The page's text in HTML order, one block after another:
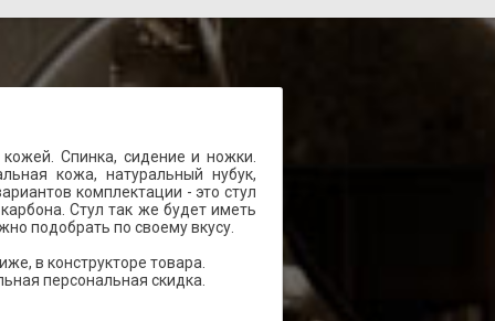
Спинка, сидение и ножки.
кожа, натуральный нубук,
комплектации - это стул
Стул так же будет иметь
подобрать по своему вкусу.
в конструкторе товара.
персональная скидка.